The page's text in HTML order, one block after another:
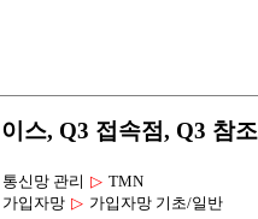
스, Q3 접속점, Q3 참
통신망 관리 ▷ TMN
가입자망 ▷ 가입자망 기초/일반